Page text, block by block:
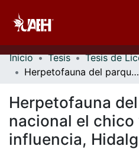
Comunidades
Estadísticas
Inicio Tesis
Tesis de
Herpetofauna del parque nacional el chico y su zona de influencia, Hidalgo, México
Herpetofauna
nacional el chico
influencia,